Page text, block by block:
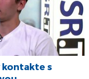
kontakte s